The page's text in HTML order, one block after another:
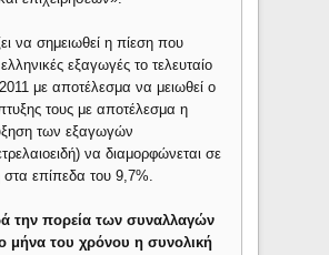
να σημειωθεί η πίεση που
εξαγωγές το τελευταίο
με αποτέλεσμα να μειωθεί ο
τους με αποτέλεσμα η
των εξαγωγών
να διαμορφώνεται σε
στα επίπεδα του 9,7%.
την πορεία των συναλλαγών
μήνα του χρόνου η συνολική